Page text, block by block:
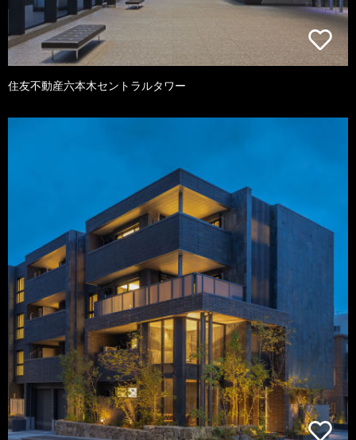
住友不動産六本木セントラルタワー